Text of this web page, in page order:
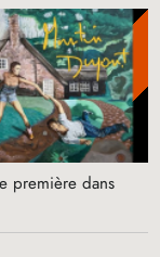
première dans